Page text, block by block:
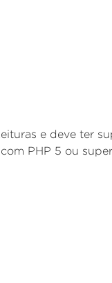
e deve ter
PHP 5 ou